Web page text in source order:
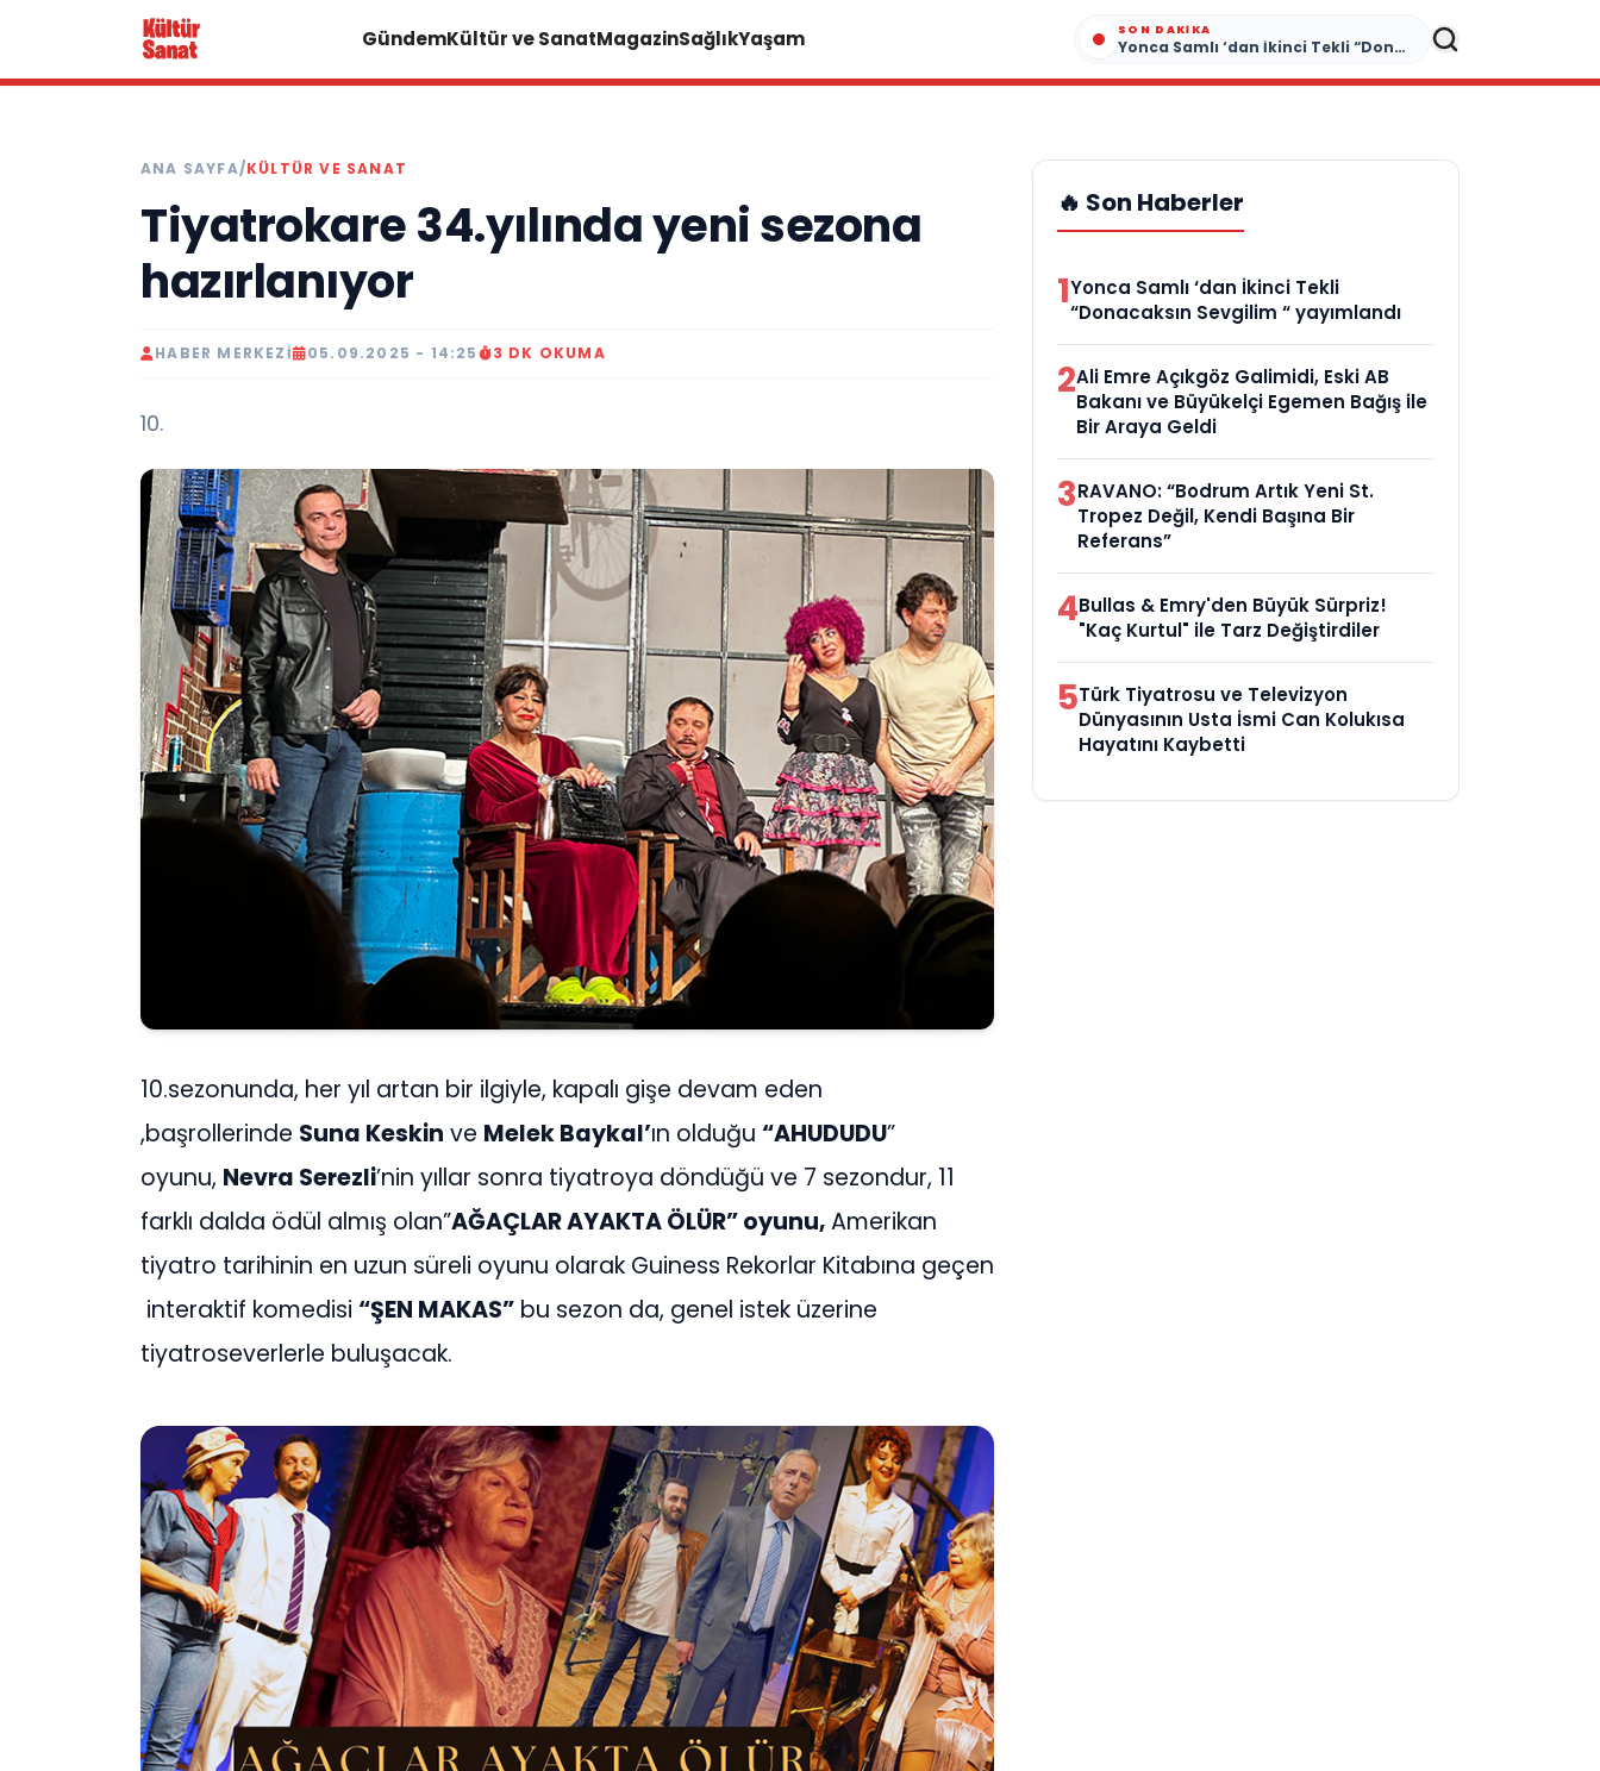
GündemKültür ve SanatMagazinSağlıkYaşam SON DAKIKA
Yonca Samlı ‘dan İkinci Tekli “Donacaksın Sevgilim “ yayımlandı
ANA SAYFA/KÜLTÜR VE SANAT
Tiyatrokare 34.yılında yeni sezona
hazırlanıyor
HABER MERKEZI 05.09.2025 - 14:25 3 DK OKUMA
10.
10.sezonunda, her yıl artan bir ilgiyle, kapalı gişe devam eden
,başrollerinde Suna Keskin ve Melek Baykal’ın olduğu “AHUDUDU”
oyunu, Nevra Serezli’nin yıllar sonra tiyatroya döndüğü ve 7 sezondur, 11
farklı dalda ödül almış olan”AĞAÇLAR AYAKTA ÖLÜR” oyunu,Amerikan
tiyatro tarihinin en uzun süreli oyunu olarak Guiness Rekorlar Kitabına geçen
interaktif komedisi “ŞEN MAKAS” bu sezon da, genel istek üzerine
tiyatroseverlerle buluşacak.
🔥 Son Haberler
1Yonca Samlı ‘dan İkinci Tekli
“Donacaksın Sevgilim “ yayımlandı
2Ali Emre Açıkgöz Galimidi, Eski AB
Bakanı ve Büyükelçi Egemen Bağış ile
Bir Araya Geldi
3RAVANO: “Bodrum Artık Yeni St.
Tropez Değil, Kendi Başına Bir
Referans”
4Bullas & Emry'den Büyük Sürpriz!
"Kaç Kurtul" ile Tarz Değiştirdiler
5Türk Tiyatrosu ve Televizyon
Dünyasının Usta İsmi Can Kolukısa
Hayatını Kaybetti